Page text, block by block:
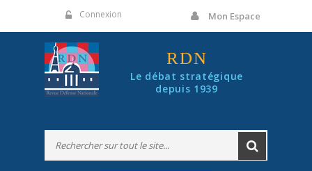
Connexion Mon Espace
RDN
Le débat stratégique
depuis 1939